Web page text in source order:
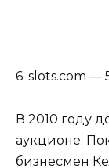
6. slots.com —
В 2010 году
аукционе.
бизнесмен